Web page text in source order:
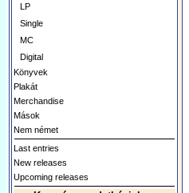
LP
Single
MC
Digital
Könyvek
Plakát
Merchandise
Mások
Nem német
Last entries
New releases
Upcoming releases